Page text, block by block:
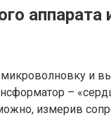
и
–
измерив